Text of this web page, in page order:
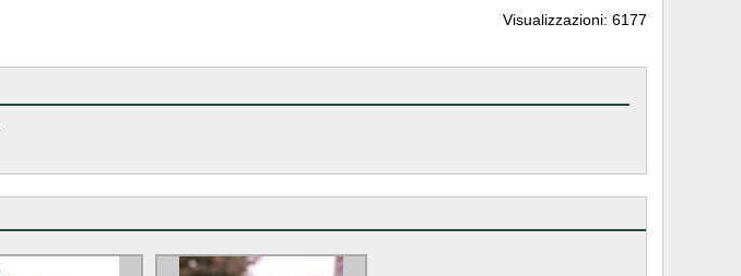
Visualizzazioni: 6177